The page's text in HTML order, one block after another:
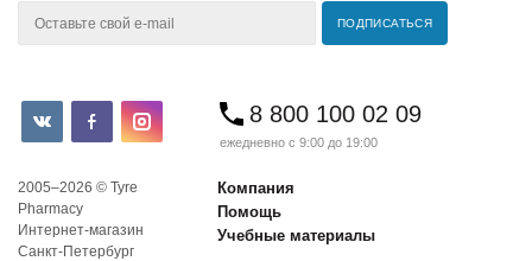
8 800 100 02 09
ежедневно с 9:00 до 19:00
2005–2026 © Tyre
Pharmacy
Интернет-магазин
Санкт-Петербург
Компания
Помощь
Учебные материалы